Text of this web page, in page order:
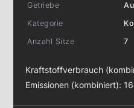
Getriebe
Kategorie
Anzahl Sitze
7
Kraftstoffverbrauch
Emissionen (kombiniert):